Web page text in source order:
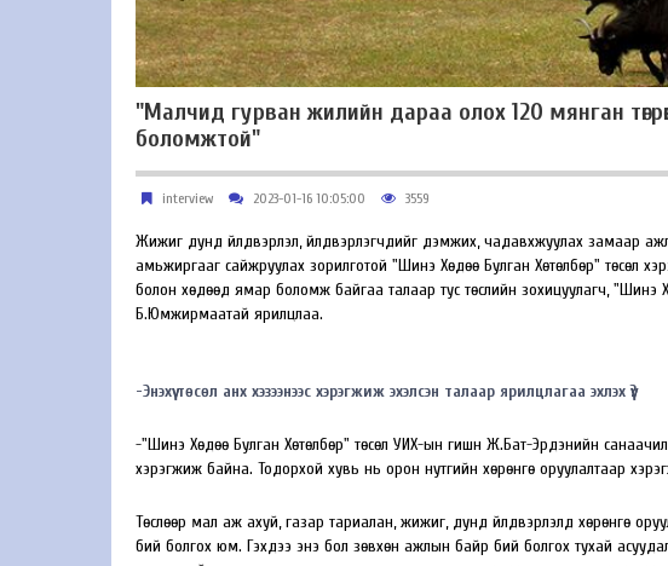
"Малчид гурван жилийн дараа олох 120 мянган
боломжтой"
interview 2023-01-16 10:05:00 3559
Жижиг дунд үйлдвэрлэл, үйлдвэрлэгчдийг дэмжих, чадавхжуулах замаар
амьжиргааг сайжруулах зорилготой "Шинэ Хөдөө Булган Хөтөлбөр" төсөл
болон хөдөөд ямар боломж байгаа талаар тус төслийн зохицуулагч, "Шинэ
Б.Юмжирмаатай ярилцлаа.
-Энэхүү төсөл анх хэзээнээс хэрэгжиж эхэлсэн талаар ярилцлагаа эхлэх үү?
-"Шинэ Хөдөө Булган Хөтөлбөр" төсөл УИХ-ын гишүүн Ж.Бат-Эрдэнийн
хэрэгжиж байна. Тодорхой хувь нь орон нутгийн хөрөнгө оруулалтаар
Төслөөр мал аж ахуй, газар тариалан, жижиг, дунд үйлдвэрлэлд хөрөнгө
бий болгох юм. Гэхдээ энэ бол зөвхөн ажлын байр бий болгох тухай